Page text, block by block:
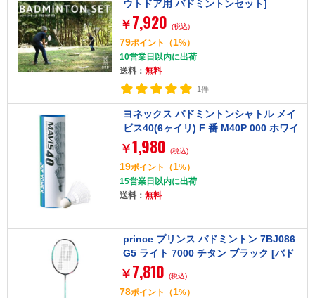
ウトドア用 バドミントンセット]
￥ 7,920 (税込)
79ポイント （1%）
10営業日以内に出荷
送料： 無料
1件
ヨネックス バドミントンシャトル メイ
ビス40(6ヶイリ) F 番 M40P 000 ホワイ
ト
￥1,980 (税込)
19ポイント （1%）
15営業日以内に出荷
送料： 無料
prince プリンス バドミントン 7BJ086
G5 ライト 7000 チタン ブラック [バド
ミントン用ラケット]
￥ 7,810 (税込)
78ポイント （1%）